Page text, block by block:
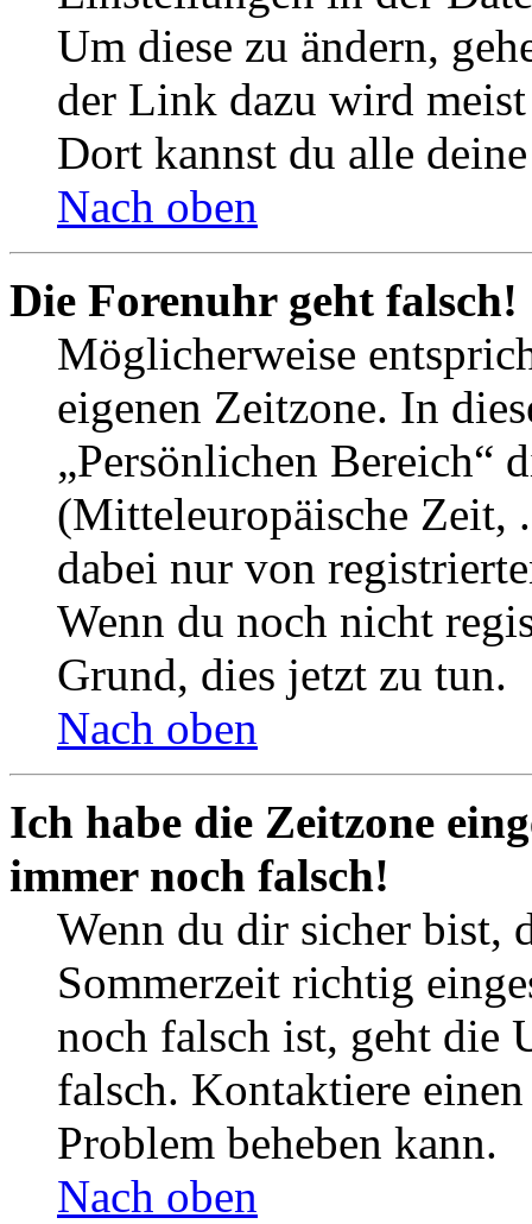
Um diese zu ändern,
der Link dazu wird
Dort kannst du alle
Nach oben
Die Forenuhr geht falsch!
Möglicherweise
eigenen Zeitzone. In
„Persönlichen Bereich“
(Mitteleuropäische Zeit,
dabei nur von
Wenn du noch nicht
Grund, dies jetzt zu tun.
Nach oben
Ich habe die Zeitzone
immer noch falsch!
Wenn du dir sicher bist,
Sommerzeit richtig
noch falsch ist, geht die
falsch. Kontaktiere
Problem beheben kann.
Nach oben